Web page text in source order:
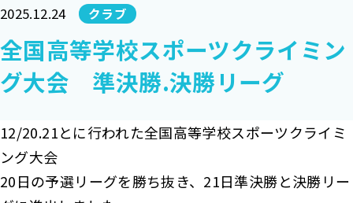
2025.12.24 クラブ
全国高等学校スポーツクライミン
グ大会 準決勝.決勝リーグ
12/20.21とに行われた全国高等学校スポーツクライミ
ング大会
20日の予選リーグを勝ち抜き、21日準決勝と決勝リー